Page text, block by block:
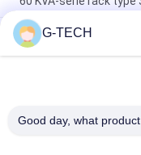
Compacte Industriële
Schaalbare Capaciteit,
Omgevingen
Flexibele G Tech UPS
G-TECH
Good day, what